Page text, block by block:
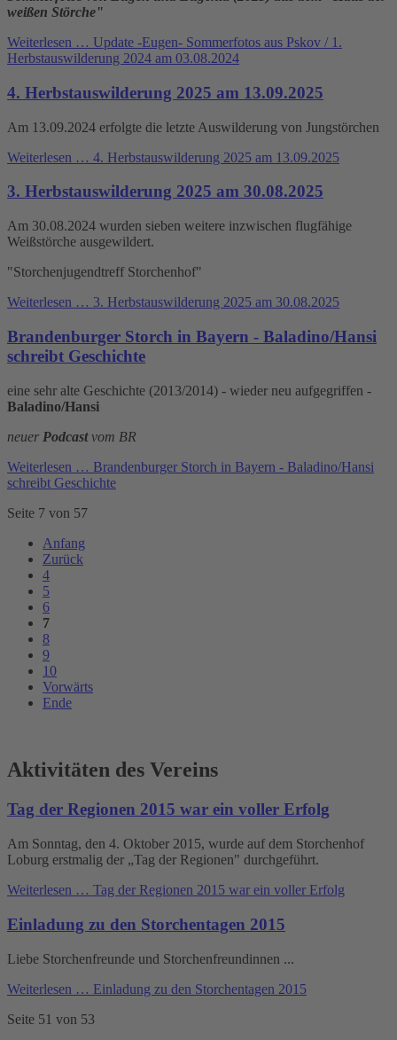
weißen Störche"
Weiterlesen … Update -Eugen- Sommerfotos aus Pskov / 1.
Herbstauswilderung 2024 am 03.08.2024
4. Herbstauswilderung 2025 am 13.09.2025
Am 13.09.2024 erfolgte die letzte Auswilderung von Jungstörchen
Weiterlesen … 4. Herbstauswilderung 2025 am 13.09.2025
3. Herbstauswilderung 2025 am 30.08.2025
Am 30.08.2024 wurden sieben weitere inzwischen flugfähige
Weißstörche ausgewildert.
"Storchenjugendtreff Storchenhof"
Weiterlesen … 3. Herbstauswilderung 2025 am 30.08.2025
Brandenburger Storch in Bayern - Baladino/Hansi
schreibt Geschichte
eine sehr alte Geschichte (2013/2014) - wieder neu aufgegriffen -
Baladino/Hansi
neuer Podcastvom BR
Weiterlesen … Brandenburger Storch in Bayern - Baladino/Hansi
schreibt Geschichte
Seite 7 von 57
Anfang
Zurück
4
5
6
7
8
9
10
Vorwärts
Ende
Aktivitäten des Vereins
Tag der Regionen 2015 war ein voller Erfolg
Am Sonntag, den 4. Oktober 2015, wurde auf dem Storchenhof
Loburg erstmalig der „Tag der Regionen" durchgeführt.
Weiterlesen … Tag der Regionen 2015 war ein voller Erfolg
Einladung zu den Storchentagen 2015
Liebe Storchenfreunde und Storchenfreundinnen ...
Weiterlesen … Einladung zu den Storchentagen 2015
Seite 51 von 53